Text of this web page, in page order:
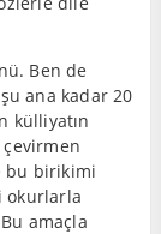
Ben de
ana kadar 20
külliyatın
çevirmen
bu birikimi
okurlarla
amaçla